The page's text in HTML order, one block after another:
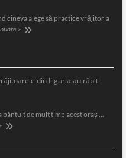
cineva alege să practice vrăjitoria
»
din Liguria au răpit
de mult timp acest oraş …